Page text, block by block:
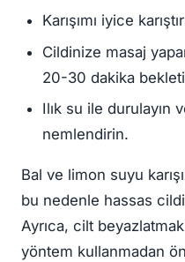
Karışımı iyice
Cildinize masaj
20-30 dakika
Ilık su ile durulayın
nemlendirin.
Bal ve limon suyu
bu nedenle hassas
Ayrıca, cilt
yöntem kullanmadan